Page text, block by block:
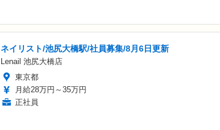
ネイリスト/池尻大橋駅/社員募集/8月6日更新
Lenail 池尻大橋店
東京都
月給28万円～35万円
正社員